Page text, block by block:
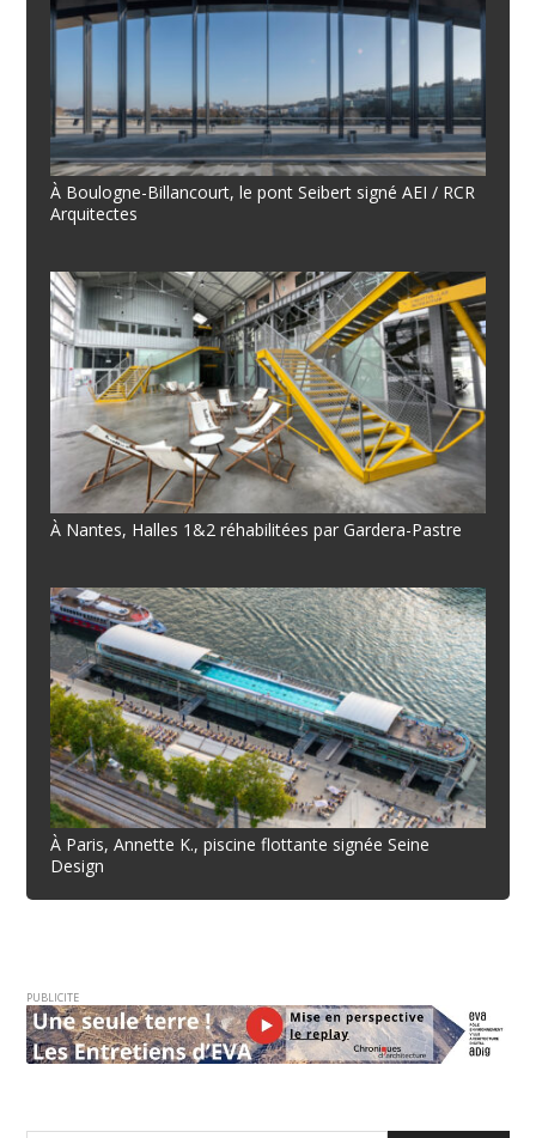
À Boulogne-Billancourt, le pont Seibert signé AEI / RCR
Arquitectes
À Nantes, Halles 1&2 réhabilitées par Gardera-Pastre
À Paris, Annette K., piscine flottante signée Seine
Design
PUBLICITE